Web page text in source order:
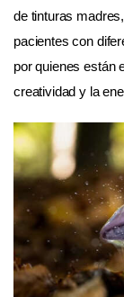
de tinturas
pacientes con
por quienes están
creatividad y la